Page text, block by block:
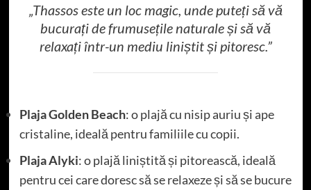
„Thassos este un loc magic, unde puteți să vă
bucurați de frumusețile naturale și să vă
relaxați într-un mediu liniștit și pitoresc.”
Plaja Golden Beach: o plajă cu nisip auriu și ape
cristaline, ideală pentru familiile cu copii.
Plaja Alyki: o plajă liniștită și pitorească, ideală
pentru cei care doresc să se relaxeze și să se bucure